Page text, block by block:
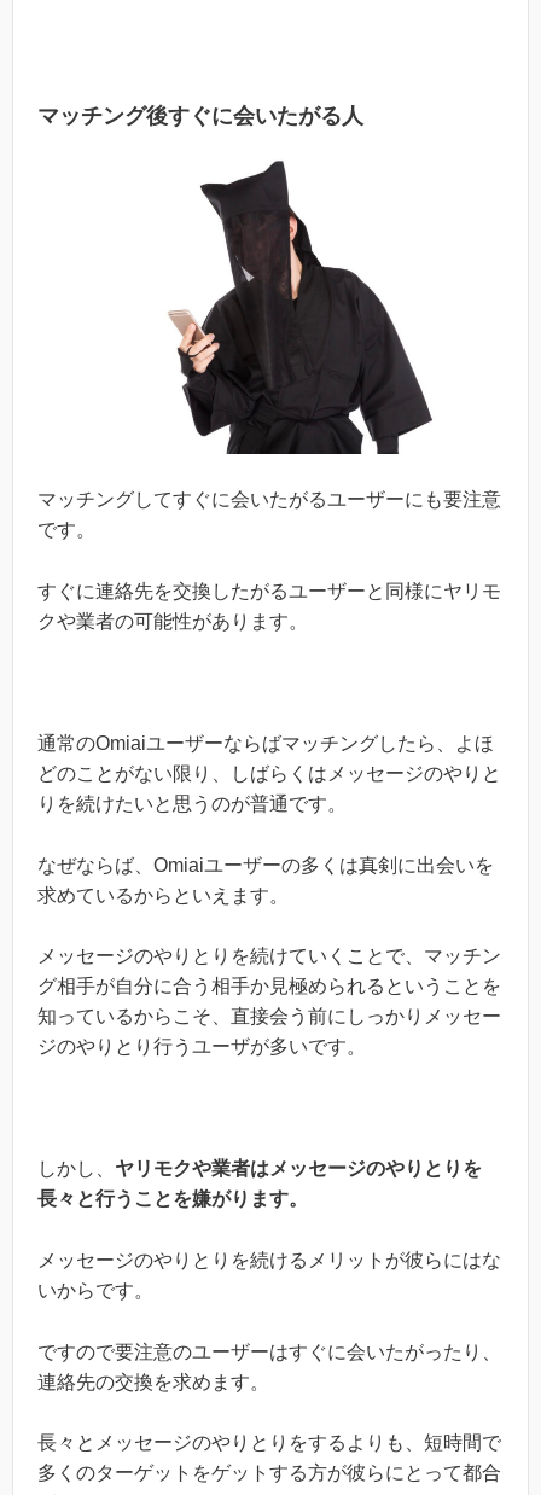
マッチング後すぐに会いたがる人
マッチングしてすぐに会いたがるユーザーにも要注意
です。
すぐに連絡先を交換したがるユーザーと同様にヤリモ
クや業者の可能性があります。
通常のOmiaiユーザーならばマッチングしたら、よほ
どのことがない限り、しばらくはメッセージのやりと
りを続けたいと思うのが普通です。
なぜならば、Omiaiユーザーの多くは真剣に出会いを
求めているからといえます。
メッセージのやりとりを続けていくことで、マッチン
グ相手が自分に合う相手か見極められるということを
知っているからこそ、直接会う前にしっかりメッセー
ジのやりとり行うユーザが多いです。
しかし、 ヤリモクや業者はメッセージのやりとりを
長々と行うことを嫌がります。
メッセージのやりとりを続けるメリットが彼らにはな
いからです。
ですので要注意のユーザーはすぐに会いたがったり、
連絡先の交換を求めます。
長々とメッセージのやりとりをするよりも、短時間で
多くのターゲットをゲットする方が彼らにとって都合